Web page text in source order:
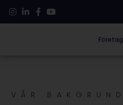
Företag
VÅR BAKGRUND